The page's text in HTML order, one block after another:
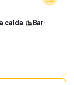
calda· Bar·